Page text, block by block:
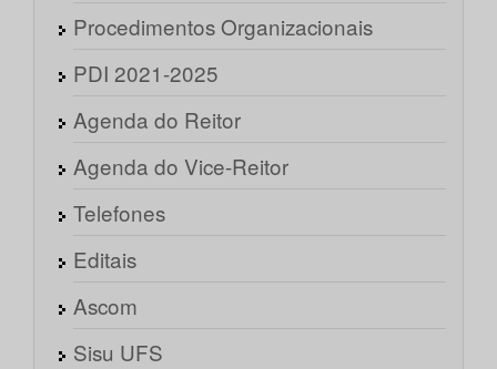
Procedimentos Organizacionais
PDI 2021-2025
Agenda do Reitor
Agenda do Vice-Reitor
Telefones
Editais
Ascom
Sisu UFS